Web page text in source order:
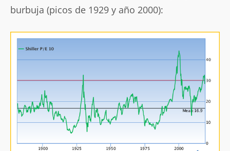
burbuja (picos de 1929 y año 2000):